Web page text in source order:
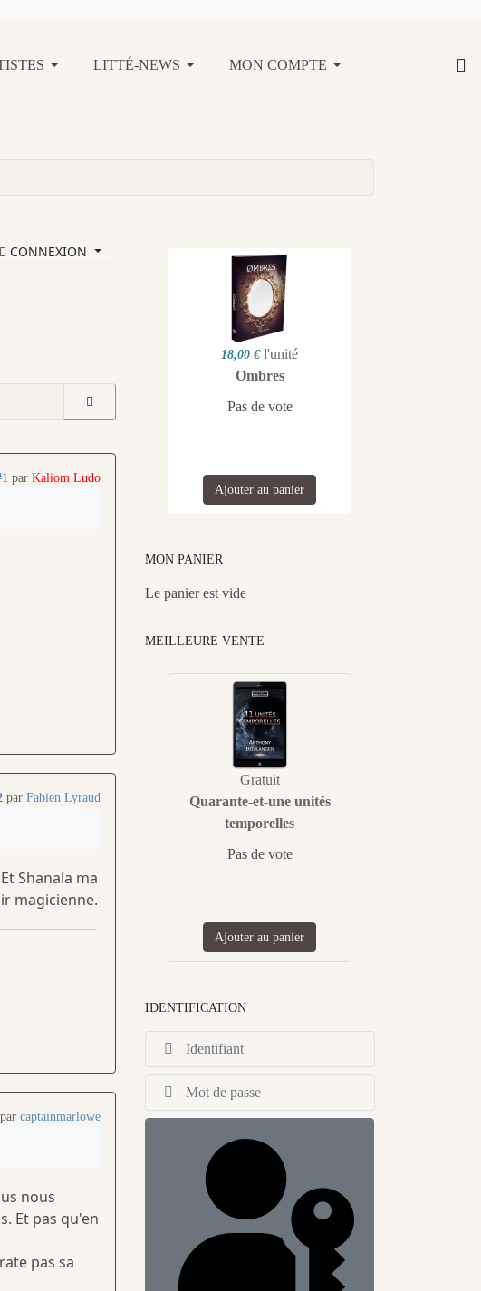
LITTÉ-NEWS MON COMPTE
CONNEXION
par Kaliom Ludo
par Fabien Lyraud
Shanala ma
magicienne.
par captainmarlowe
nous
Et pas qu'en
pas sa
18,00 € l'unité
Ombres
Pas de vote
Ajouter au panier
MON PANIER
Le panier est vide
MEILLEURE VENTE
Gratuit
Quarante-et-une unités
temporelles
Pas de vote
Ajouter au panier
IDENTIFICATION